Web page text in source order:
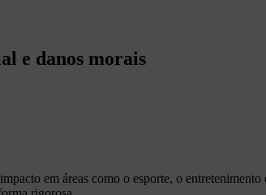
e danos morais
em áreas como o esporte, o